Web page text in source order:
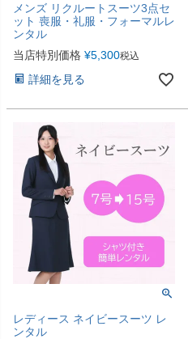
メンズ リクルートスーツ3点セ
ット 喪服・礼服・フォーマルレ
ンタル
当店特別価格 ¥5,300税込
詳細を見る
レディース ネイビースーツ レ
ンタル